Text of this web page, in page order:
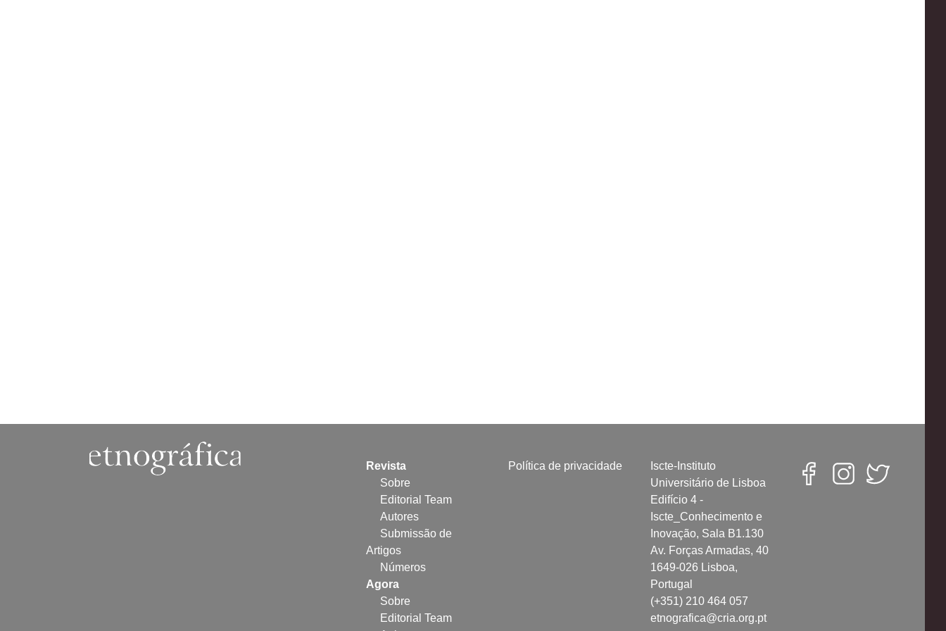
Revista
Sobre
Editorial Team
Autores
Submissão de
Artigos
Números
Agora
Sobre
Editorial Team
Política de privacidade
Iscte-Instituto
Universitário de Lisboa
Edifício 4 -
Iscte_Conhecimento e
Inovação, Sala B1.130
Av. Forças Armadas, 40
1649-026 Lisboa,
Portugal
(+351) 210 464 057
etnografica@cria.org.pt